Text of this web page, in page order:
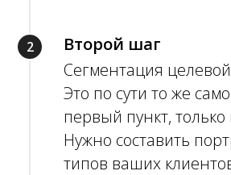
Второй шаг
Сегментация
Это по сути то же
первый пункт,
Нужно составить
типов ваших
к абонентской базе в
5 000 000 человек
Оставить заявку